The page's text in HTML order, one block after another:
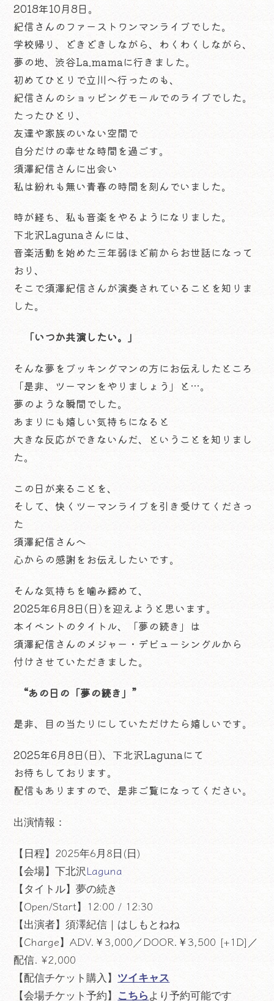
2018年10月8日。
紀信さんのファーストワンマンライブでした。
学校帰り、どきどきしながら、わくわくしながら、
夢の地、渋谷La.mamaに行きました。
初めてひとりで立川へ行ったのも、
紀信さんのショッピングモールでのライブでした。
たったひとり、
友達や家族のいない空間で
自分だけの幸せな時間を過ごす。
須澤紀信さんに出会い
私は紛れも無い青春の時間を刻んでいました。
時が経ち、私も音楽をやるようになりました。
下北沢Lagunaさんには、
音楽活動を始めた三年弱ほど前からお世話になって
おり、
そこで須澤紀信さんが演奏されていることを知りま
した。
「いつか共演したい。」
そんな夢をブッキングマンの方にお伝えしたところ
「是非、ツーマンをやりましょう」と…。
夢のような瞬間でした。
あまりにも嬉しい気持ちになると
大きな反応ができないんだ、ということを知りまし
た。
この日が来ることを、
そして、快くツーマンライブを引き受けてくださっ
た
須澤紀信さんへ
心からの感謝をお伝えしたいです。
そんな気持ちを噛み締めて、
2025年6月8日(日)を迎えようと思います。
本イベントのタイトル、「夢の続き」は
須澤紀信さんのメジャー・デビューシングルから
付けさせていただきました。
“あの日の「夢の続き」”
是非、目の当たりにしていただけたら嬉しいです。
2025年6月8日(日)、下北沢Lagunaにて
お待ちしております。
配信もありますので、是非ご覧になってください。
出演情報：
【日程】2025年6月8日(日)
【会場】下北沢Laguna
【タイトル】夢の続き
【Open/Start】12:00 / 12:30
【出演者】須澤紀信｜はしもとねね
【Charge】ADV.￥3,000／DOOR.￥3,500 [+1D]／
配信. ¥2,000
【配信チケット購入】 ツイキャス
【会場チケット予約】 こちらより予約可能です